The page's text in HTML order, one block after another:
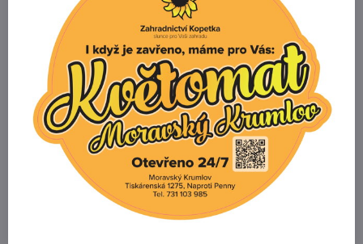
SO : 08:00 - 11:30 13:00 - 16:30
NE : 08:00 - 11:30 14:00 - 16:00
Info
Žádáme zákazníky aby za všech okolností
dodržovali dopravní předpisy §25
Prodejna Miroslav